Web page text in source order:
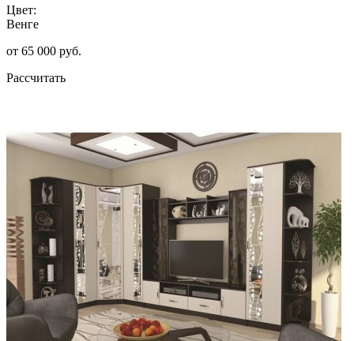
Цвет:
Венге
от 65 000 руб.
Рассчитать